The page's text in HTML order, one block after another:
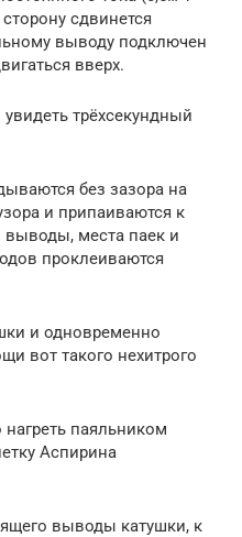
сдвинется
выводу подключен
вверх.
трёхсекундный
без зазора на
и припаиваются к
места паек и
проклеиваются
и одновременно
вот такого нехитрого
паяльником
Аспирина
выводы катушки, к